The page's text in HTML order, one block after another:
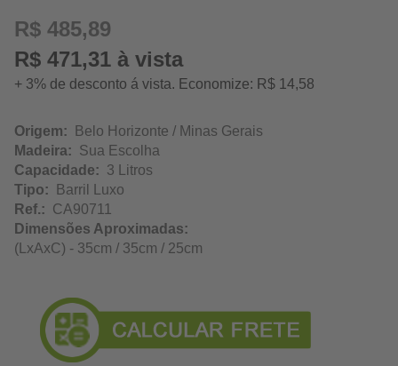
R$ 485,89
R$ 471,31 à vista
+ 3% de desconto á vista. Economize: R$ 14,58
Origem: Belo Horizonte / Minas Gerais
Madeira: Sua Escolha
Capacidade: 3 Litros
Tipo: Barril Luxo
Ref.: CA90711
Dimensões Aproximadas:
(LxAxC) - 35cm / 35cm / 25cm